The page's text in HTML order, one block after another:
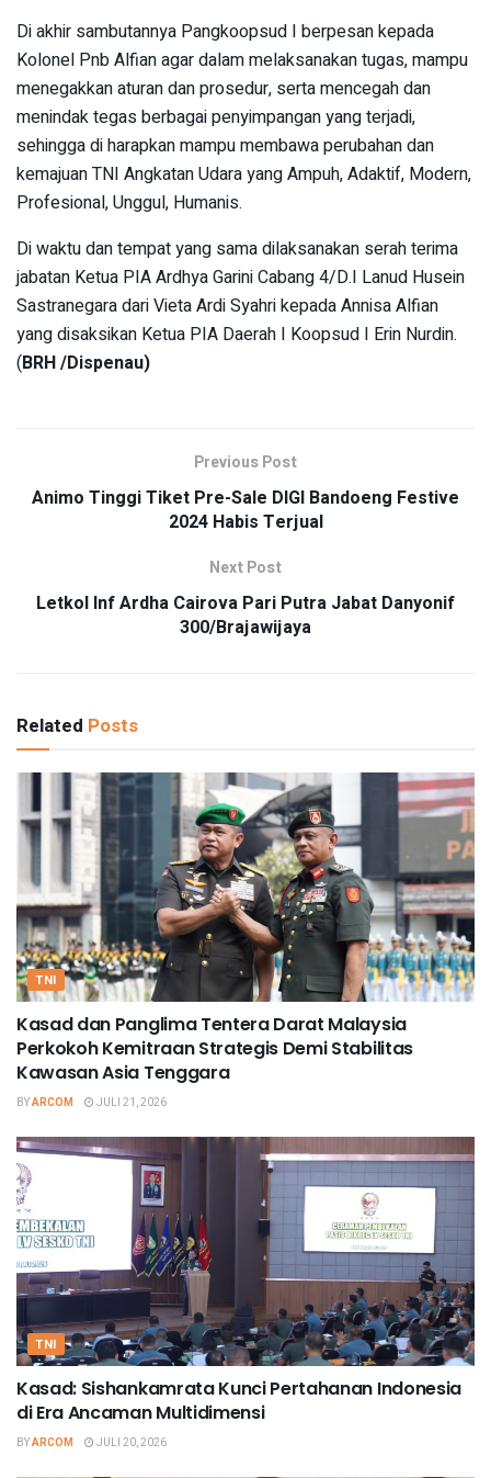
Di akhir sambutannya Pangkoopsud I berpesan kepada
Kolonel Pnb Alfian agar dalam melaksanakan tugas, mampu
menegakkan aturan dan prosedur, serta mencegah dan
menindak tegas berbagai penyimpangan yang terjadi,
sehingga di harapkan mampu membawa perubahan dan
kemajuan TNI Angkatan Udara yang Ampuh, Adaktif, Modern,
Profesional, Unggul, Humanis.
Di waktu dan tempat yang sama dilaksanakan serah terima
jabatan Ketua PIA Ardhya Garini Cabang 4/D.I Lanud Husein
Sastranegara dari Vieta Ardi Syahri kepada Annisa Alfian
yang disaksikan Ketua PIA Daerah I Koopsud I Erin Nurdin.
(BRH /Dispenau)
Previous Post
Animo Tinggi Tiket Pre-Sale DIGI Bandoeng Festive
2024 Habis Terjual
Next Post
Letkol Inf Ardha Cairova Pari Putra Jabat Danyonif
300/Brajawijaya
Related Posts
TNI
Kasad dan Panglima Tentera Darat Malaysia
Perkokoh Kemitraan Strategis Demi Stabilitas
Kawasan Asia Tenggara
BYARCOM JULI 21, 2026
TNI
Kasad: Sishankamrata Kunci Pertahanan Indonesia
di Era Ancaman Multidimensi
BYARCOM JULI 20, 2026